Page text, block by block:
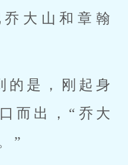
大山和章翰
的是，刚起身
而出，“乔大
”